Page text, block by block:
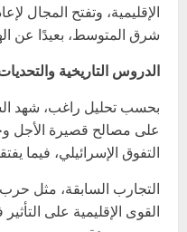
الإقليمية، وتفتح المجال
شرق المتوسط، بعيدًا عن
الدروس التاريخية
بحسب تحليل راغب، شهد
على مصالح قصيرة الأجل
التفوق الإسرائيلي، فيما
القوى الإقليمية على